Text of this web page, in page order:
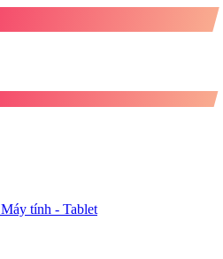
Máy tính - Tablet